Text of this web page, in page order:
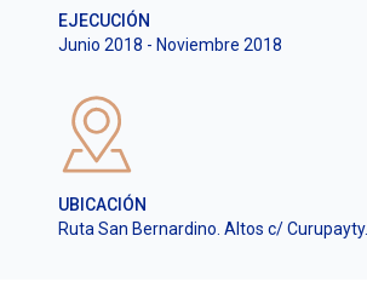
EJECUCIÓN
Junio 2018 - Noviembre 2018
UBICACIÓN
Ruta San Bernardino. Altos c/ Curupayty.